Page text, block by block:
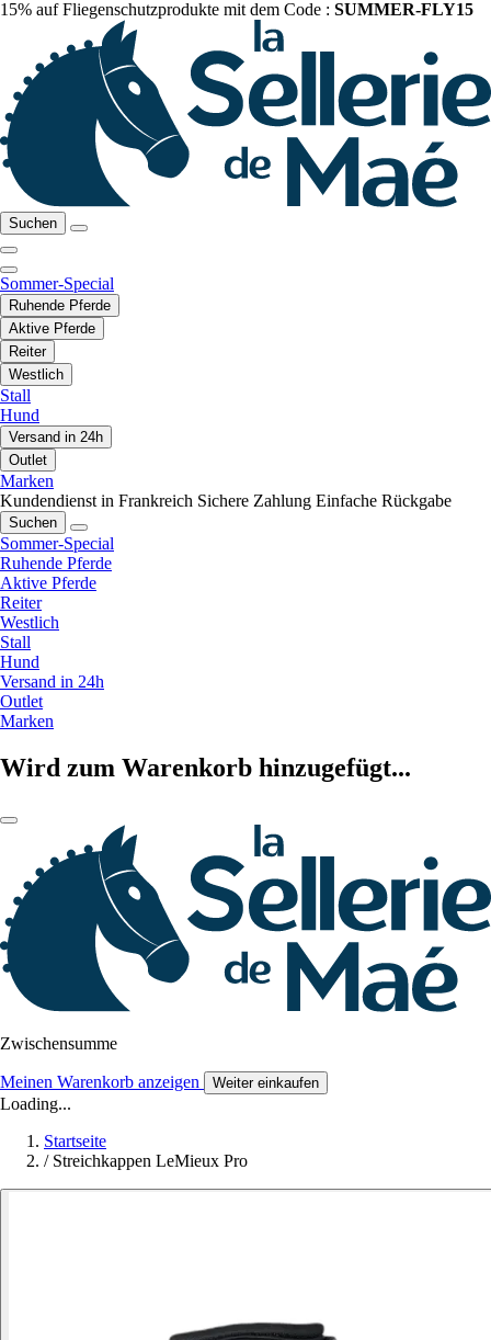
15% auf Fliegenschutzprodukte mit dem Code : SUMMER-FLY15
Suchen
Sommer-Special
Ruhende Pferde
Aktive Pferde
Reiter
Westlich
Stall
Hund
Versand in 24h
Outlet
Marken
Kundendienst in Frankreich Sichere Zahlung Einfache Rückgabe
Suchen
Sommer-Special
Ruhende Pferde
Aktive Pferde
Reiter
Westlich
Stall
Hund
Versand in 24h
Outlet
Marken
Wird zum Warenkorb hinzugefügt...
Zwischensumme
Meinen Warenkorb anzeigen Weiter einkaufen
Loading...
Startseite
/ Streichkappen LeMieux Pro